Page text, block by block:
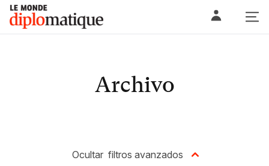
Skip
content
Le monde diplomatique
Archivo
Ocultar filtros avanzados